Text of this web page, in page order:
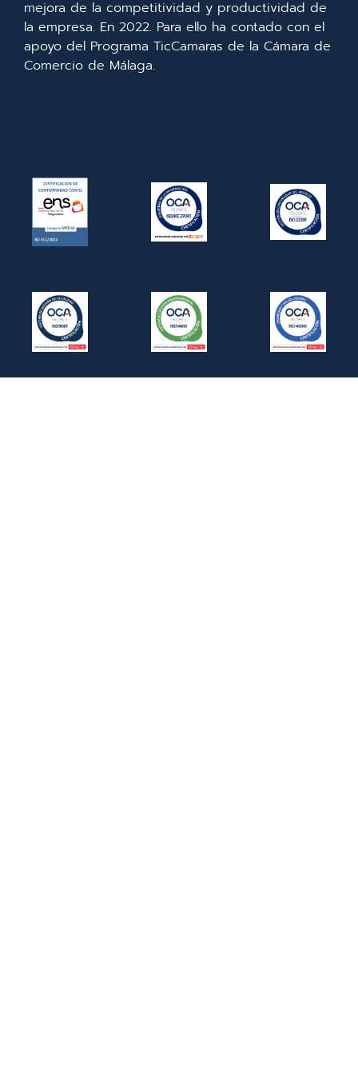
mejora de la competitividad y productividad de
la empresa. En 2022. Para ello ha contado con el
apoyo del Programa TicCamaras de la Cámara de
Comercio de Málaga.